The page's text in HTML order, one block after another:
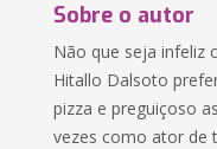
Sobre o autor
Não que seja infeliz
Hitallo Dalsoto
pizza e preguiçoso
vezes como ator de